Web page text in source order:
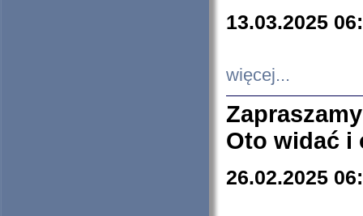
13.03.2025
więcej...
Oto widać i
26.02.2025